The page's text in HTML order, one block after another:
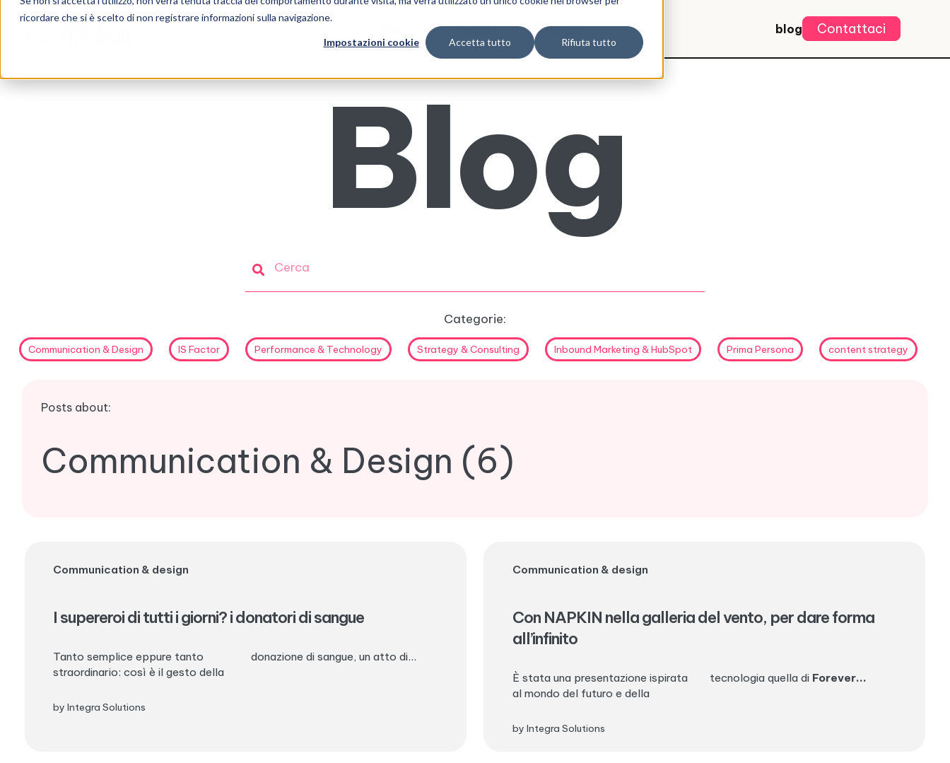
ricordare che si è scelto di non registrare informazioni sulla navigazione.
Impostazioni cookie Accetta tutto Rifiuta tutto
make
cosa facciamo
ideas
progetti
blog Contattaci
Blog
Categorie:
Communication & Design IS Factor Performance & Technology Strategy & Consulting Inbound Marketing & HubSpot Prima Persona content strategy
Posts about:
Communication & Design (6)
Communication & design
I supereroi di tutti i giorni? i donatori di sangue
Tanto semplice eppure tanto
straordinario: così è il gesto della
donazione di sangue, un atto di...
by Integra Solutions
Communication & design
Con NAPKIN nella galleria del vento, per dare forma
all’infinito
È stata una presentazione ispirata
al mondo del futuro e della
tecnologia quella di Forever...
by Integra Solutions